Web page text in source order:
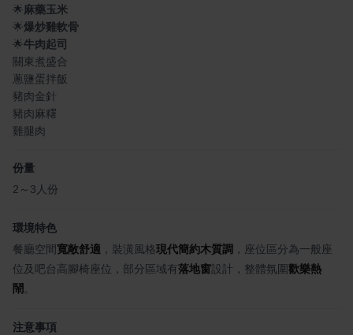
🌟麻藥玉米
🌟爆炒雞軟骨
🌟牛肉起司
關東煮盛合
蔥鹽蛋拌飯
豬肉金針
豬肉麻糬
雞腿肉
份量
2～3人份
環境特色
餐廳空間寬敞舒適 ，裝潢風格現代簡約木質調 ，座位區分為一般座
位及吧台高腳椅座位，部分區域有落地窗設計，整體氛圍歡樂熱
鬧
注意事項